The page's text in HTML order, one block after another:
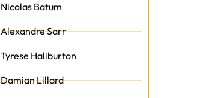
Nicolas Batum
Alexandre Sarr
Tyrese Haliburton
Damian Lillard